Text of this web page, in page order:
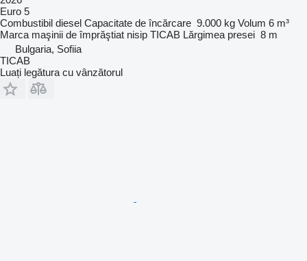
Euro 5
Combustibil diesel Capacitate de încărcare 9.000 kg Volum 6 m³
Marca maşinii de împrăştiat nisip TICAB Lărgimea presei 8 m
Bulgaria, Sofiia
TICAB
Luați legătura cu vânzătorul